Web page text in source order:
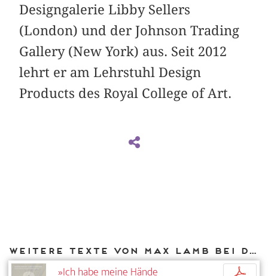
Designgalerie Libby Sellers
(London) und der Johnson Trading
Gallery (New York) aus. Seit 2012
lehrt er am Lehrstuhl Design
Products des Royal College of Art.
Weitere Texte von Max Lamb bei DIAPHANES
»Ich habe meine Hände p